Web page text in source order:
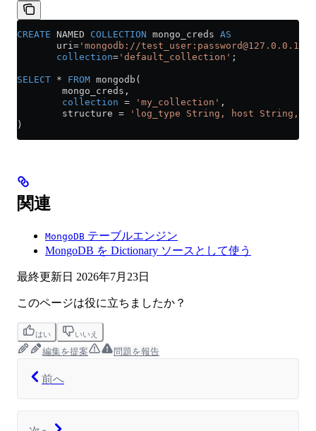
CREATE NAMED COLLECTION mongo_creds AS
       uri
= 'mongodb://
       collection
= 'default_collection' ;
SELECT * FROM mongodb(
        mongo_creds,
        collection
= 'my_collection' ,
        structure
= 'log_type String, host String,
)
関連
MongoDB テーブルエンジン
MongoDB を Dictionary ソースとして使う
最終更新日 2026年7月23日
このページは役に立ちましたか？
はい いいえ
編集を提案 問題を報告
前へ